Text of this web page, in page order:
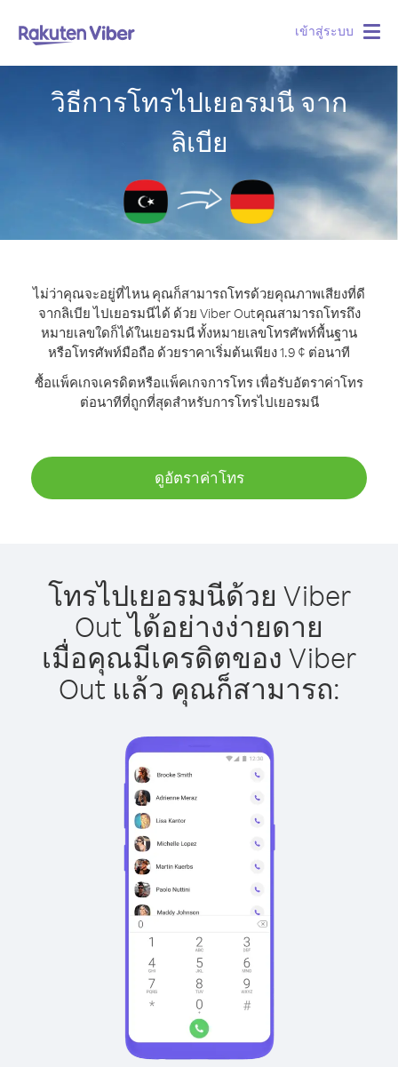
เข้าสู่ระบบ
วิธีการโทรไปเยอรมนี จาก
ลิเบีย
ไม่ว่าคุณจะอยู่ที่ไหน คุณก็สามารถโทรด้วยคุณภาพเสียงที่ดี
จากลิเบีย ไปเยอรมนีได้ ด้วย Viber Outคุณสามารถโทรถึง
หมายเลขใดก็ได้ในเยอรมนี ทั้งหมายเลขโทรศัพท์พื้นฐาน
หรือโทรศัพท์มือถือ ด้วยราคาเริ่มต้นเพียง 1.9 ¢ ต่อนาที
ซื้อแพ็คเกจเครดิตหรือแพ็คเกจการโทร เพื่อรับอัตราค่าโทร
ต่อนาทีที่ถูกที่สุดสำหรับการโทรไปเยอรมนี
ดูอัตราค่าโทร
โทรไปเยอรมนีด้วย Viber
Out ได้อย่างง่ายดาย
เมื่อคุณมีเครดิตของ Viber
Out แล้ว คุณก็สามารถ: